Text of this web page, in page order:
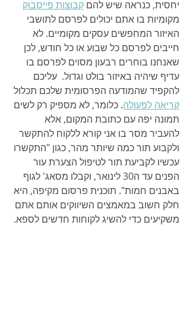
יחסית, כנראה שיש להם קבוצות פייסבוק
מקומיות בו אתם יכולים לפרסם לתושבי
האיזור המחפשים עסקים מקומיים. לא
חייבים לפרסם כל שבוע או כל חודש, לכן
שאנחנו בוחרים רבעון מסוים לפרסם בו
עדיף שיהיה באיזור בולט וגדול.  עליכם
להקפיד שהמודעה הפרסומית שלכם תכלול
קריאה לפעולה. כלומר, לא מספיק רק לשים
תמונה יפה עם כתובת המקום, אלא
להעביר מסר בו אני קורא ללקוח להתקשר
ולקבוע תור כמה שיותר מהר, כגון "התקשרו
עכשיו לקביעת תור לטיפול הצערת עור
הפנים עד ה30 לינואר, וקבלו מסאג' לגוף
באבנים חמות". תוכנית פרסום מקיפה, היא
חלק חשוב במאמצים השיווקים אותם אתם
משקיעים כדי להשיג לקוחות חדשים לספא.